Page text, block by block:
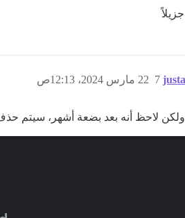
22 مارس 2024، 12:13ص 7
لاحظ أنه بعد بضعة أشهر، سيتم حذف